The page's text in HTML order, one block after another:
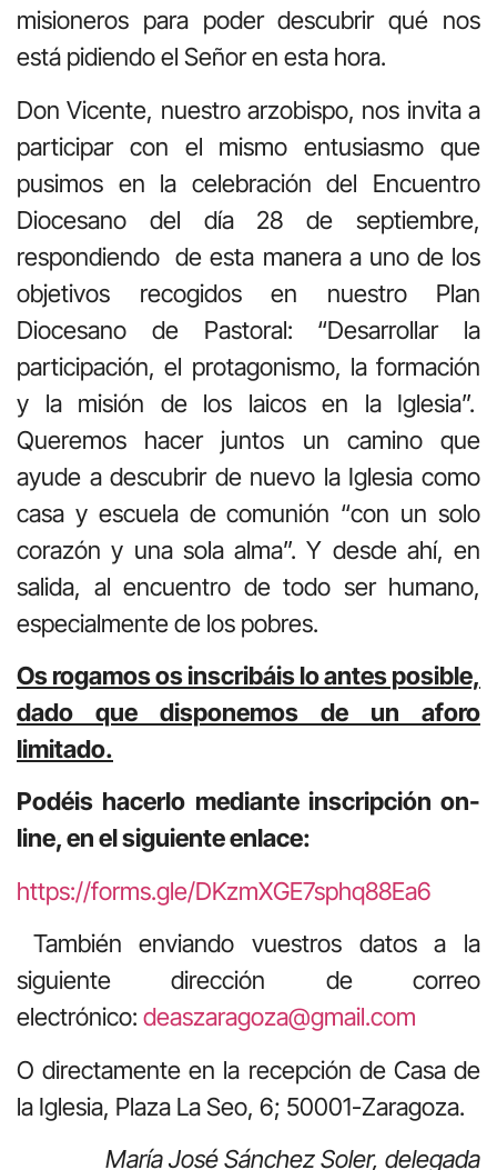
misioneros para poder descubrir qué nos
está pidiendo el Señor en esta hora.
Don Vicente, nuestro arzobispo, nos invita a
participar con el mismo entusiasmo que
pusimos en la celebración del Encuentro
Diocesano del día 28 de septiembre,
respondiendo de esta manera a uno de los
objetivos recogidos en nuestro Plan
Diocesano de Pastoral: “Desarrollar la
participación, el protagonismo, la formación
y la misión de los laicos en la Iglesia”.
Queremos hacer juntos un camino que
ayude a descubrir de nuevo la Iglesia como
casa y escuela de comunión “con un solo
corazón y una sola alma”. Y desde ahí, en
salida, al encuentro de todo ser humano,
especialmente de los pobres.
Os rogamos os inscribáis lo antes posible,
dado que disponemos de un aforo
limitado.
Podéis hacerlo mediante inscripción on-
line, en el siguiente enlace:
https://forms.gle/DKzmXGE7sphq88Ea6
También enviando vuestros datos a la
siguiente dirección de correo
electrónico: deaszaragoza@gmail.com
O directamente en la recepción de Casa de
la Iglesia, Plaza La Seo, 6; 50001-Zaragoza.
María José Sánchez Soler, delegada